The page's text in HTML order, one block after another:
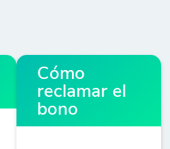
Cómo
reclamar el
bono